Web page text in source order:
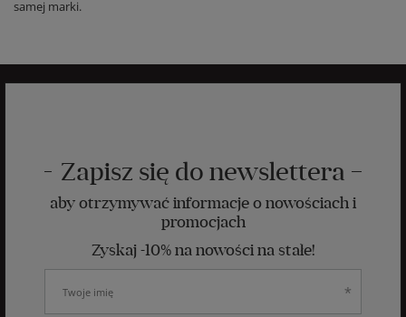
samej marki.
Zapisz się do newslettera
aby otrzymywać informacje o nowościach i
promocjach
Zyskaj -10% na nowości na stałe!